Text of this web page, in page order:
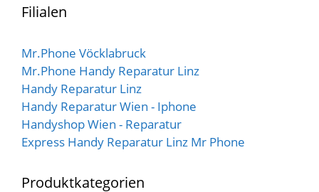
n
5Filialen
Mr.Phone Vöcklabruck
Mr.Phone Handy Reparatur Linz
Handy Reparatur Linz
Handy Reparatur Wien - Iphone
Handyshop Wien - Reparatur
Express Handy Reparatur Linz Mr Phone
Produktkategorien